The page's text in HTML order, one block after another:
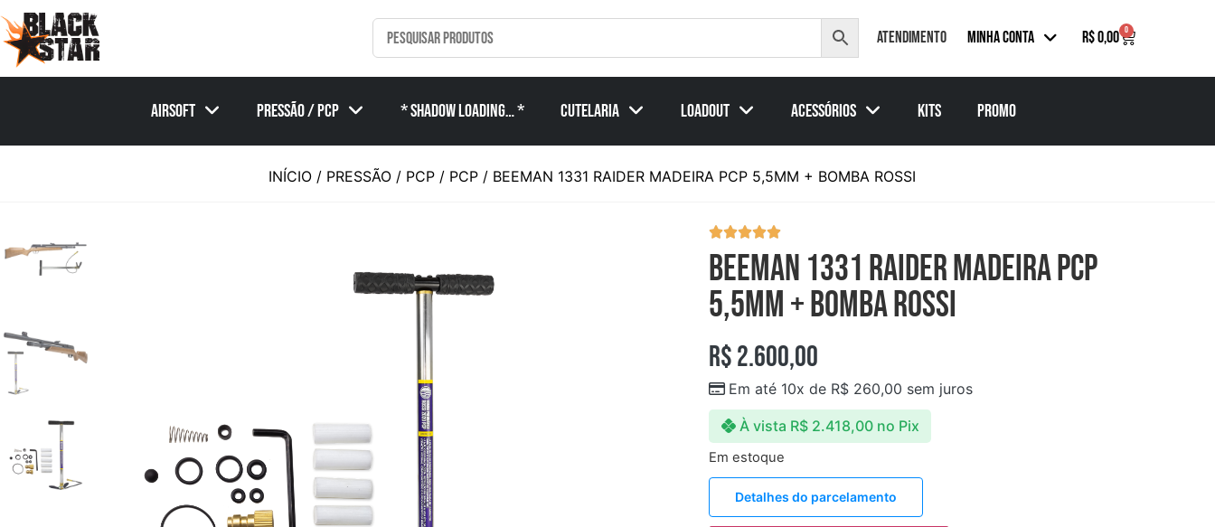
Atendimento Minha Conta R$0,00 0
Airsoft Pressão / PCP * SHADOW Loading… * Cutelaria Loadout Acessórios KITs PROMO
INÍCIO / PRESSÃO / PCP / PCP / BEEMAN 1331 RAIDER MADEIRA PCP 5,5MM + BOMBA ROSSI
BEEMAN 1331 RAIDER MADEIRA PCP
5,5MM + BOMBA ROSSI
R$2.600,00
Em até 10x de R$ 260,00 sem juros
À vista R$2.418,00 no Pix
Em estoque
Detalhes do parcelamento